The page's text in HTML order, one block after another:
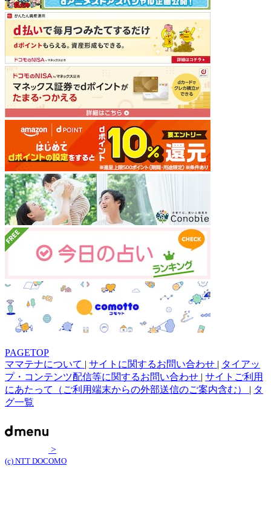
PAGETOP
ママテナについて | サイトに関するお問い合わせ | タイアッ
プ・コンテンツ配信等に関するお問い合わせ | サイトご利用
にあたって（ご利用端末からの外部送信のご案内含む） | タ
グ一覧
>
(c) NTT DOCOMO